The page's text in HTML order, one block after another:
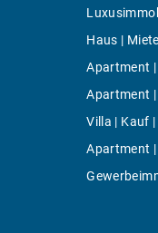
Haus |
Apartment |
Apartment
Villa | Kauf
Apartment |